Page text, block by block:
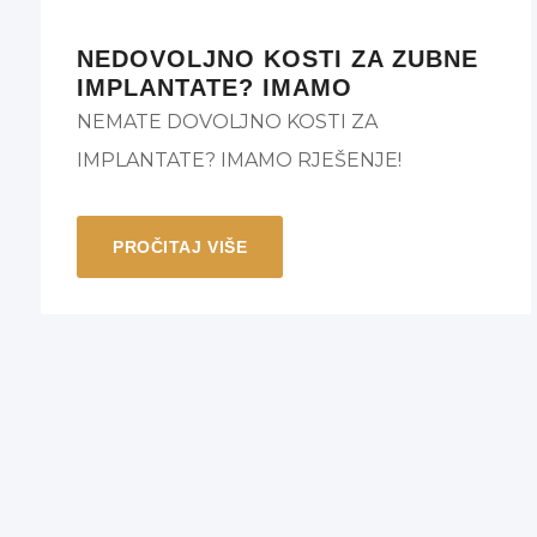
NEDOVOLJNO KOSTI ZA ZUBNE
IMPLANTATE? IMAMO
RJEŠENJE!
NEMATE DOVOLJNO KOSTI ZA
IMPLANTATE? IMAMO RJEŠENJE!
PROČITAJ VIŠE